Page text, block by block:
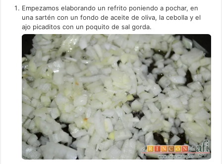
Empezamos elaborando un refrito poniendo a pochar, en
una sartén con un fondo de aceite de oliva, la cebolla y el
ajo picaditos con un poquito de sal gorda.